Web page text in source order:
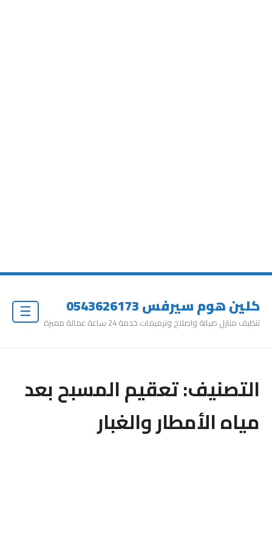
كلين هوم سيرفس 0543626173
تنظيف منازل صيانة واصلاح وترميمات خدمة 24 ساعة عمالة مميزة
التصنيف:تعقيم المسبح بعد
مياه الأمطار والغبار